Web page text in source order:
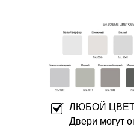
ЛЮБОЙ
Двери могут